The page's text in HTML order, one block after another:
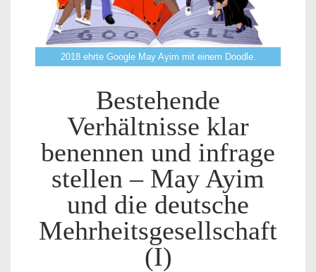
2018 ehrte Google May Ayim mit einem Doodle.
Bestehende
Verhältnisse klar
benennen und infrage
stellen – May Ayim
und die deutsche
Mehrheitsgesellschaft
(I)